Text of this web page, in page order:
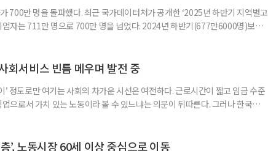
700만 명을 돌파했다. 최근 국가데이터처가 공개한 ‘2025년 하반기 지역별고
업자는 711만 명으로 700만 명을 넘었다. 2024년 하반기(677만6000명)보다
만1000명 증가했다. 반면
회서비스 빈틈 메우며 발전 중
’ 정도로만 여기는 사회의 차가운 시선은 여전하다. 근로시간이 짧고 임금 수준
으로서 가치 있는 노동이라 볼 수 있느냐는 의문이 뒤따른다. 그러나 한국노인
의 변화 수준은 4.05점으로 긍정적인 결과를 보여줬다. 자존감과 건
’, 노동시장 60세 이상 중심으로 이동